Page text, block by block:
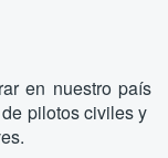
en nuestro país
pilotos civiles y